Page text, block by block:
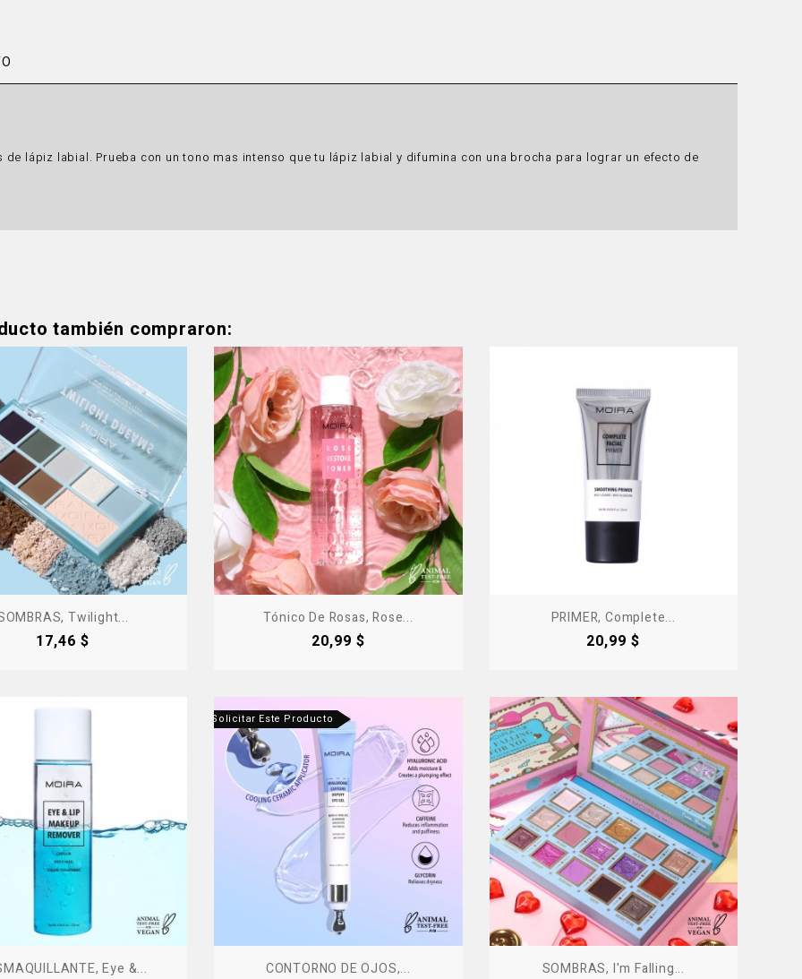
lápiz labial. Prueba con un tono mas intenso que tu lápiz labial y difumina con una brocha para lograr un efecto de
también compraron:
Twilight...
Precio
17,46 $
Tónico De Rosas, Rose...
Precio
20,99 $
PRIMER, Complete...
Precio
20,99 $
Eye &...
Fuera De Stock - Contáctanos Para Solicitar Este Producto
CONTORNO DE OJOS,... SOMBRAS, I'm Falling...